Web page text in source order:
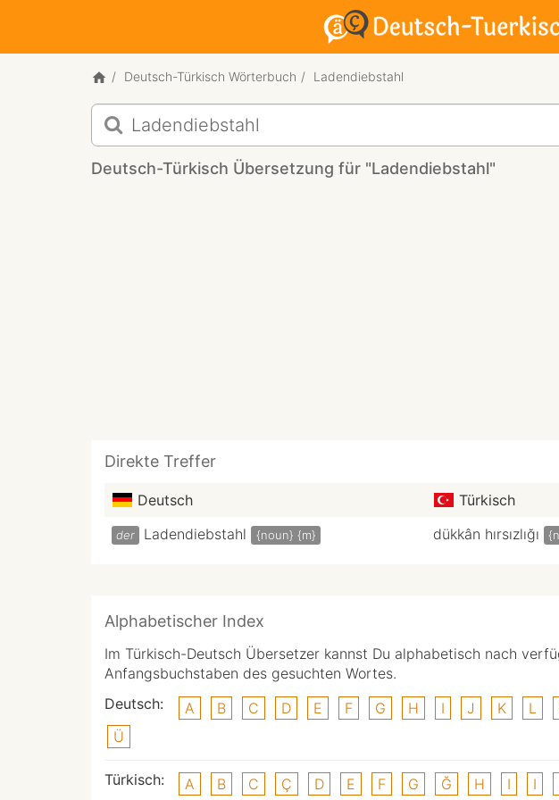
Deutsch-Türkisch Wörterbuch Ladendiebstahl
Deutsch-
Türkisch
Übersetzung
für
Deutsch-Türkisch Übersetzung für "Ladendiebstahl"
Direkte Treffer
Deutsch Türkisch
der Ladendiebstahl {noun} {m} dükkân hırsızlığı
Alphabetischer Index
Im Türkisch-Deutsch Übersetzer kannst Du alphabetisch nach
Anfangsbuchstaben des gesuchten Wortes.
Deutsch:
A B C D E F G H I J K L
Ü
Türkisch: A B C Ç D E F G Ğ H I I